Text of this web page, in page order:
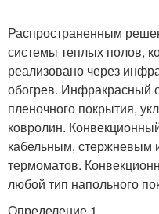
Распространенным
системы теплых полов,
реализовано через
обогрев. Инфракрасный
пленочного покрытия,
ковролин.
кабельным, стержневым
термоматов.
любой тип напольного